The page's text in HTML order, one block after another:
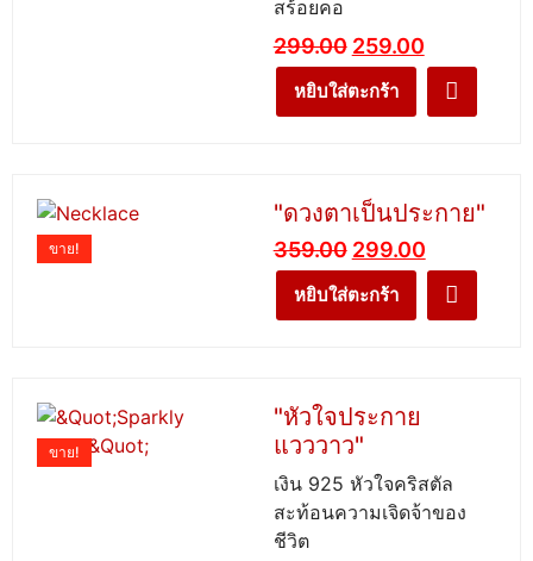
สร้อยคอ
299.00 259.00
หยิบใส่ตะกร้า
ขาย!
"ดวงตาเป็นประกาย"
359.00 299.00
หยิบใส่ตะกร้า
ขาย!
"หัวใจประกาย
แวววาว"
เงิน 925 หัวใจคริสตัล
สะท้อนความเจิดจ้าของ
ชีวิต